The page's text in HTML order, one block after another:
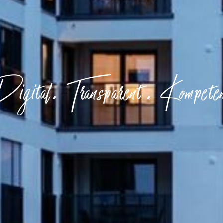
Transparent.